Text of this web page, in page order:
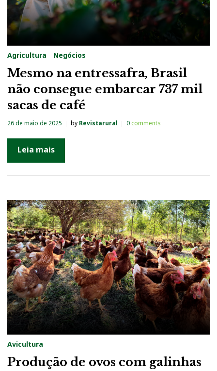
Agricultura Negócios
Mesmo na entressafra, Brasil
não consegue embarcar 737 mil
sacas de café
26 de maio de 2025 by Revistarural 0comments
Leia mais
Avicultura
Produção de ovos com galinhas